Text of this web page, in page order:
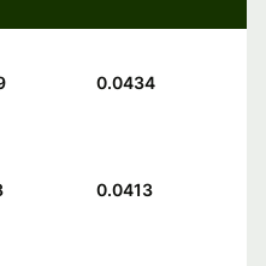
0.0434
0.0413